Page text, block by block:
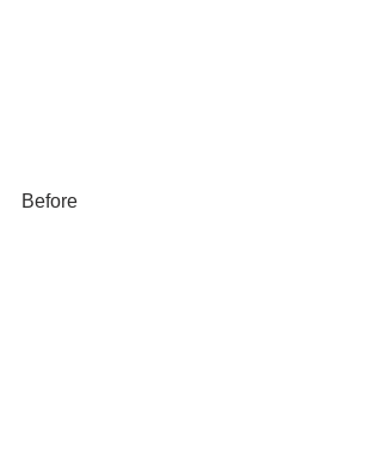
Before